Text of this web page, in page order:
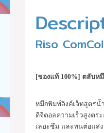
Riso
[ของแท้ 100%] ตลับห
หมึกพิมพ์อิงค์เจ็ทสูตรน้
ดิจิตอลความเร็วสูงตร
เลอะซึม และทนต่อแส